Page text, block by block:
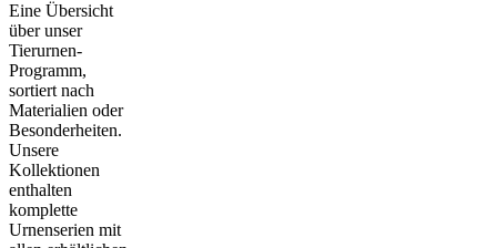
Eine Übersicht
über unser
Tierurnen-
Programm,
sortiert nach
Materialien oder
Besonderheiten.
Unsere
Kollektionen
enthalten
komplette
Urnenserien mit